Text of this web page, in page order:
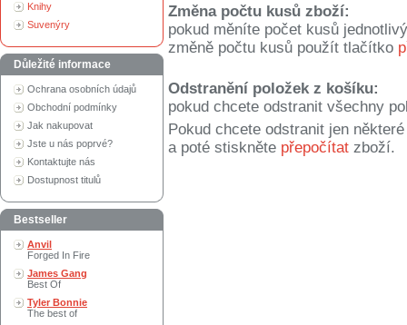
Knihy
Suvenýry
Důležité informace
Ochrana osobních údajů
Obchodní podmínky
Jak nakupovat
Jste u nás poprvé?
Kontaktujte nás
Dostupnost titulů
Bestseller
Anvil
Forged In Fire
James Gang
Best Of
Tyler Bonnie
The best of
Změna počtu kusů zboží:
pokud měníte počet kusů
změně počtu kusů použít tlačítko
Odstranění položek z košíku:
pokud chcete odstranit všechny
Pokud chcete odstranit jen
a poté stiskněte přepočítat zboží.